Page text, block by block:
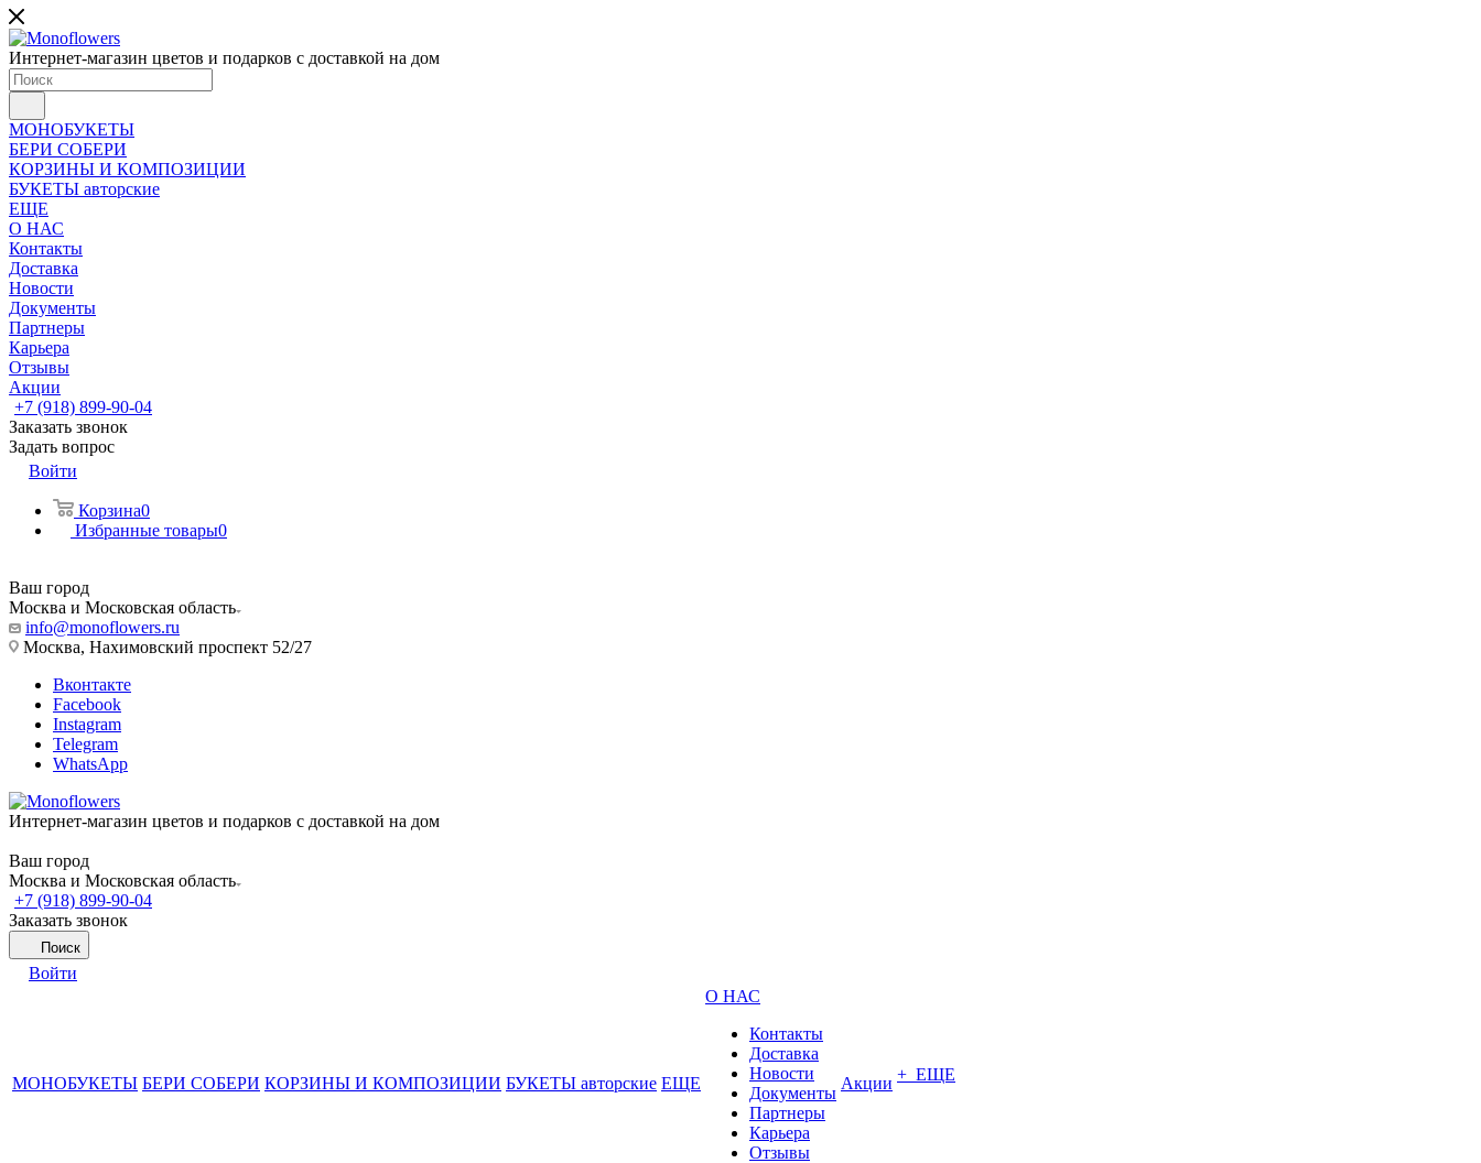
Интернет-магазин цветов и подарков с доставкой на дом
МОНОБУКЕТЫ
БЕРИ СОБЕРИ
КОРЗИНЫ И КОМПОЗИЦИИ
БУКЕТЫ авторские
ЕЩЕ
О НАС
Контакты
Доставка
Новости
Документы
Партнеры
Карьера
Отзывы
Акции
+7 (918) 899-90-04
Заказать звонок
Задать вопрос
Войти
Корзина0
Избранные товары0
Ваш город
Москва и Московская область
info@monoflowers.ru
Москва, Нахимовский проспект 52/27
Вконтакте
Facebook
Instagram
Telegram
WhatsApp
Интернет-магазин цветов и подарков с доставкой на дом
Ваш город
Москва и Московская область
+7 (918) 899-90-04
Заказать звонок
Поиск
Войти
МОНОБУКЕТЫ БЕРИ СОБЕРИ КОРЗИНЫ И КОМПОЗИЦИИ БУКЕТЫ авторские ЕЩЕ
О НАС
Контакты
Доставка
Новости
Документы
Партнеры
Карьера
Отзывы
Акции + ЕЩЕ